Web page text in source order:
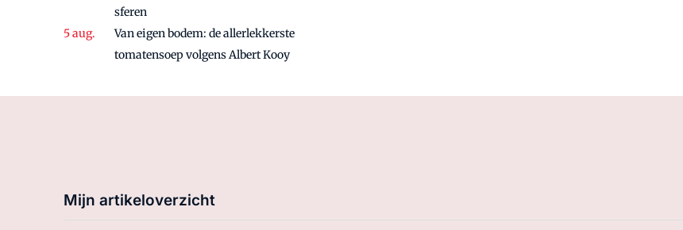
sferen
Van eigen bodem: de allerlekkerste
tomatensoep volgens Albert Kooy
Mijn artikeloverzicht